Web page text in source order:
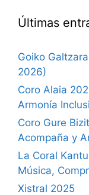
Últimas
Goiko
2026)
Coro Alaia
Armonía
Coro Gure
Acompaña y
La Coral
Música,
Xistral 2025